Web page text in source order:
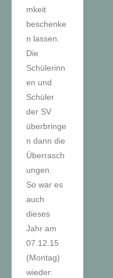
mkeit
beschenke
n lassen.
Die
Schülerinn
en und
Schüler
der SV
überbringe
n dann die
Überrasch
ungen.
So war es
auch
dieses
Jahr am
07.12.15
(Montag)
wieder: